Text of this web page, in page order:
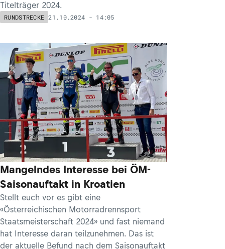
Titelträger 2024.
RUNDSTRECKE 21.10.2024 - 14:05
Mangelndes Interesse bei ÖM-
Saisonauftakt in Kroatien
Stellt euch vor es gibt eine
«Österreichischen Motorradrennsport
Staatsmeisterschaft 2024» und fast niemand
hat Interesse daran teilzunehmen. Das ist
der aktuelle Befund nach dem Saisonauftakt